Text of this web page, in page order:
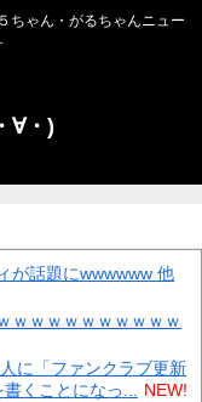
ちゃん・がるちゃんニュー
∀・)
が話題にwwwwww 他
ｗｗｗｗｗｗｗｗｗｗ
に「ファンクラブ更新
くことになっ... NEW!